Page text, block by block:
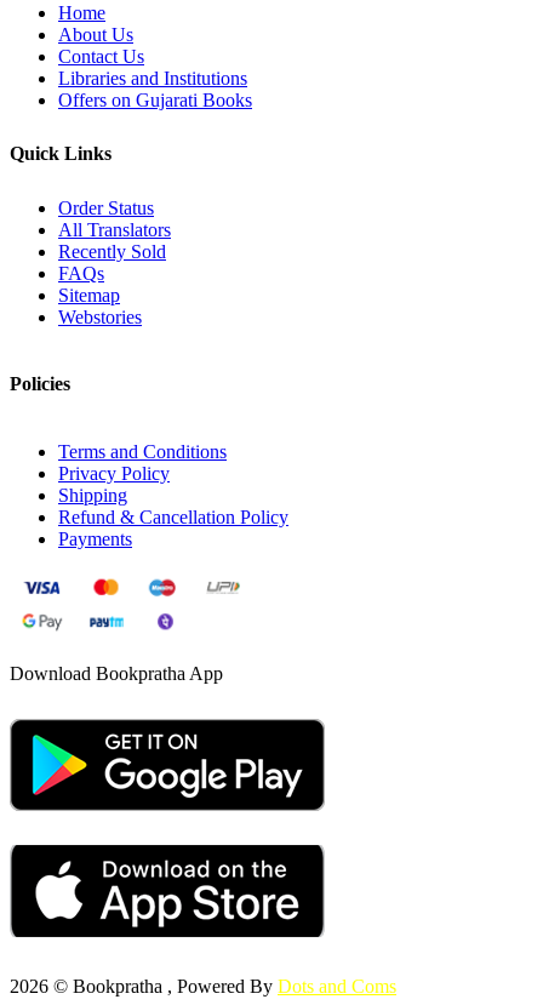
Home
About Us
Contact Us
Libraries and Institutions
Offers on Gujarati Books
Quick Links
Order Status
All Translators
Recently Sold
FAQs
Sitemap
Webstories
Policies
Terms and Conditions
Privacy Policy
Shipping
Refund & Cancellation Policy
Payments
Download Bookpratha App
2026 © Bookpratha , Powered By Dots and Coms